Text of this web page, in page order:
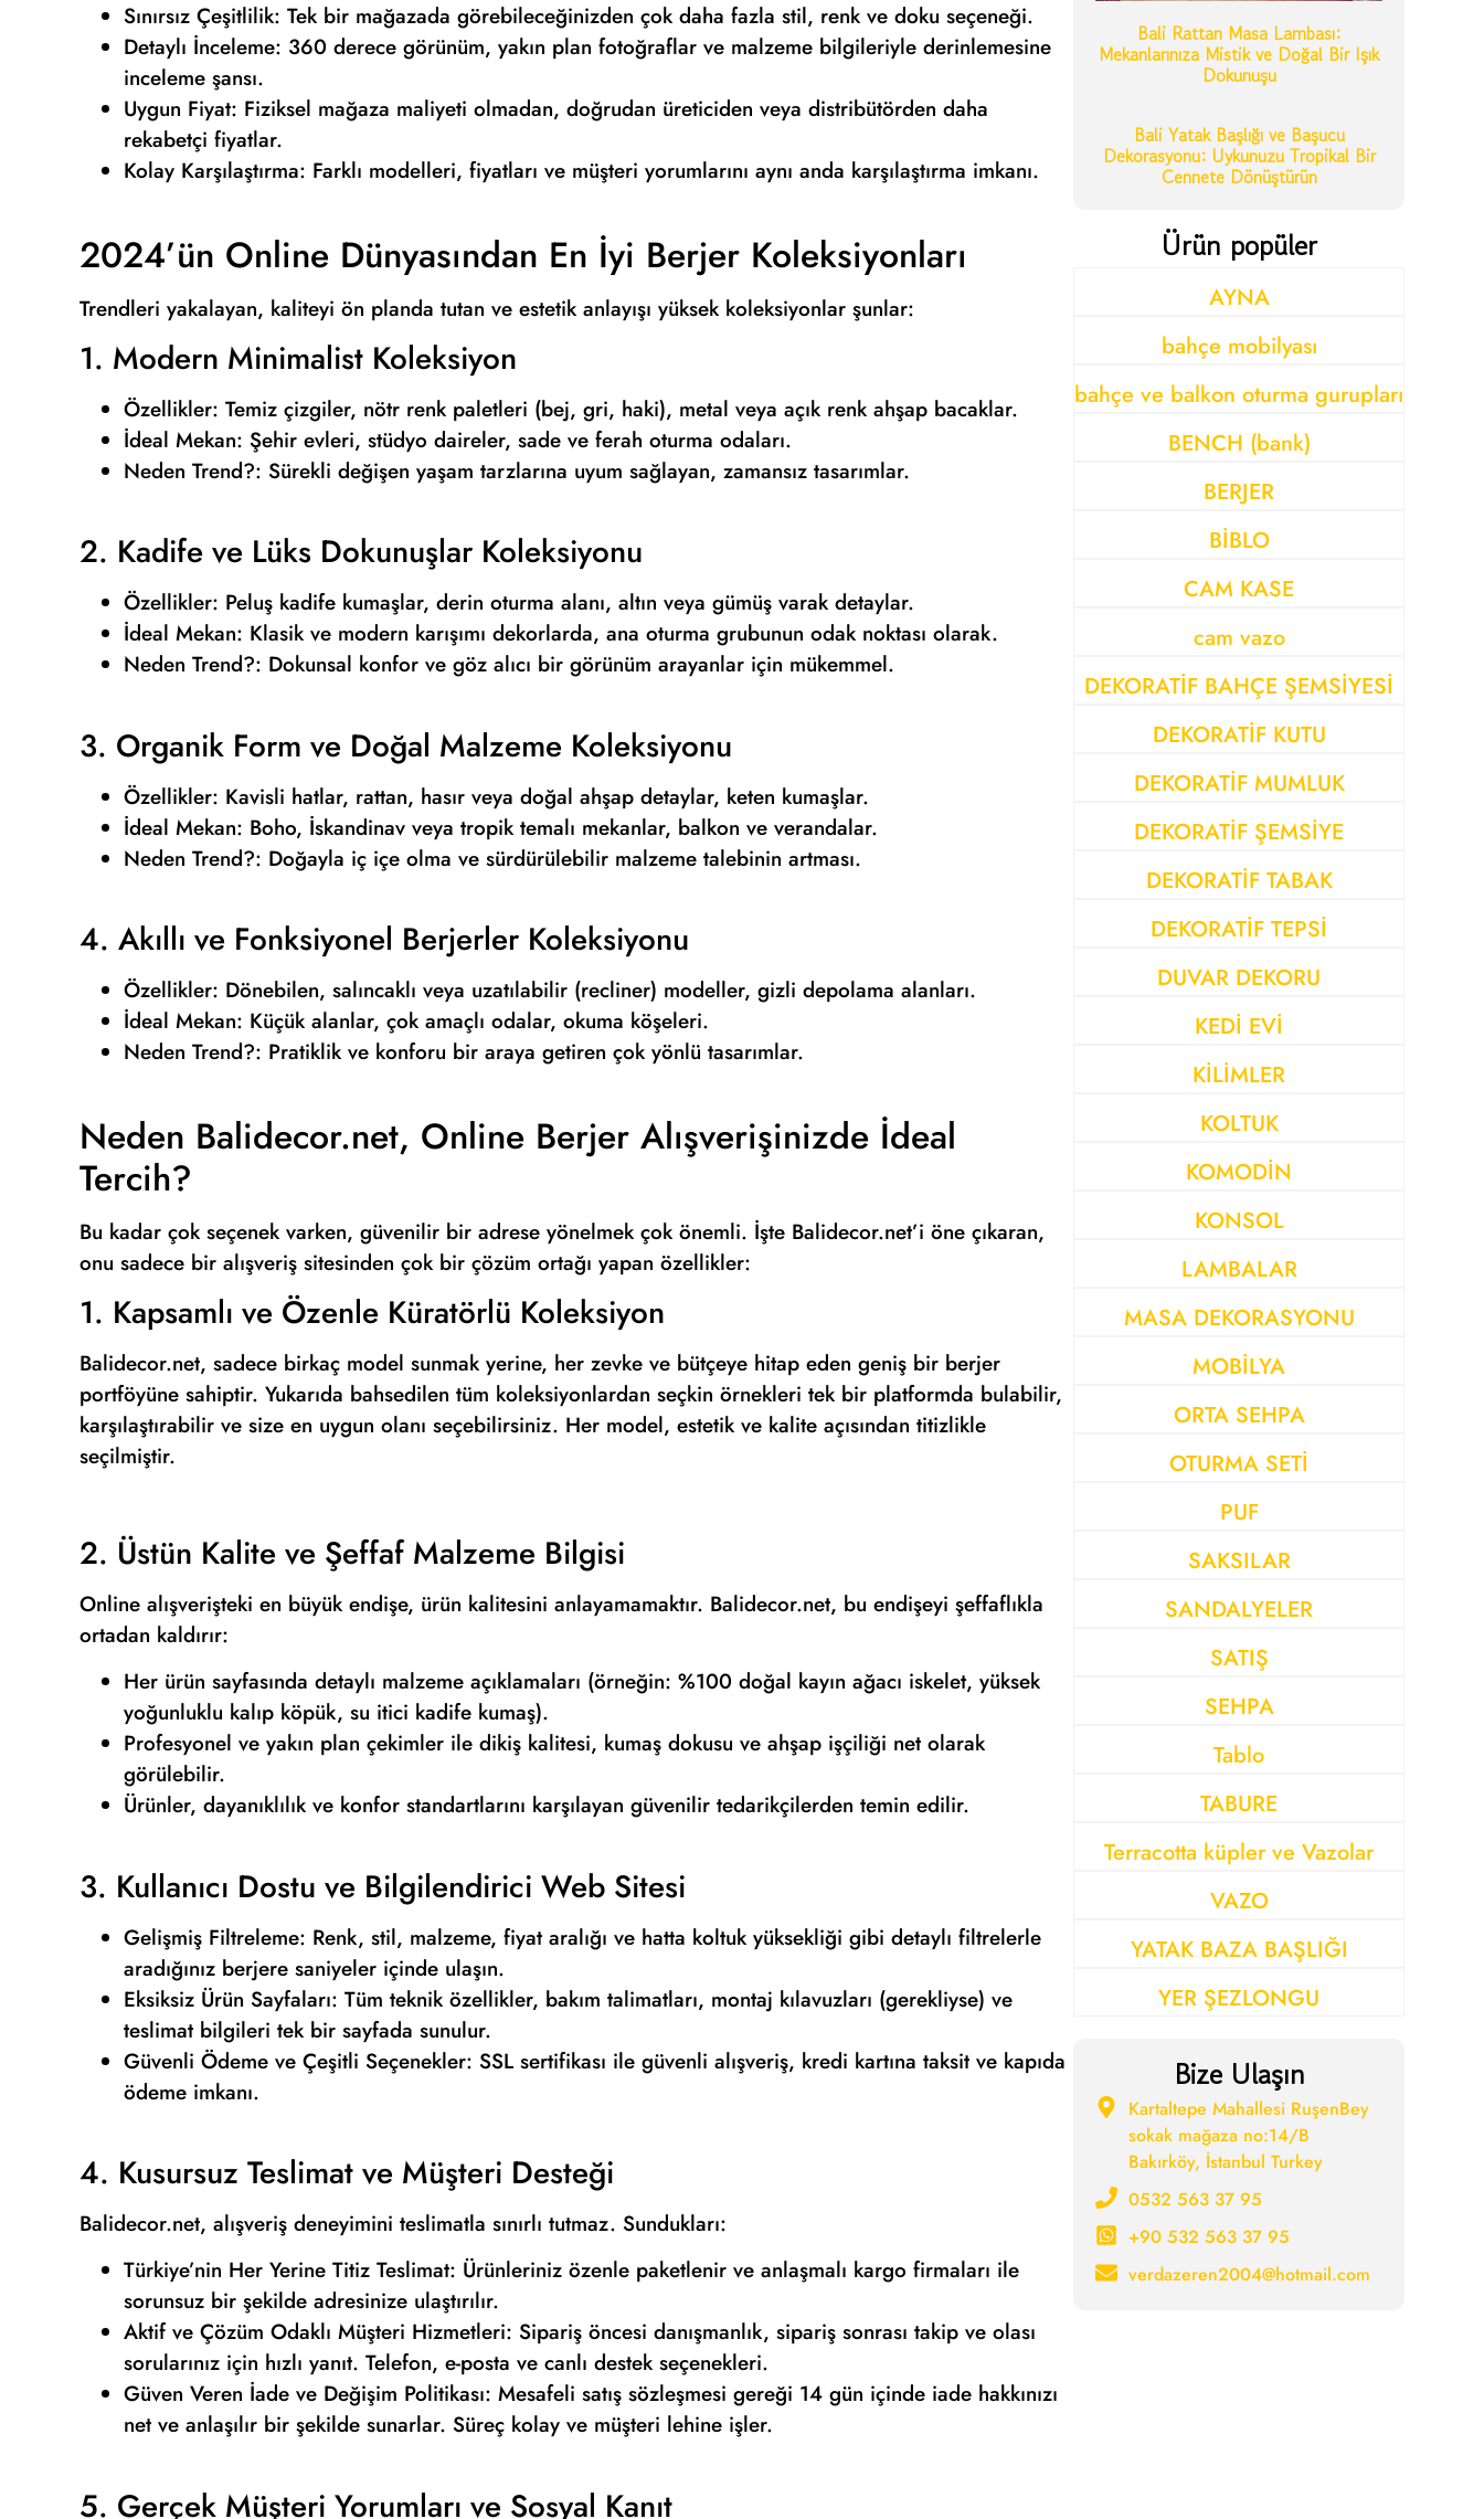
Sınırsız Çeşitlilik: Tek bir mağazada görebileceğinizden çok daha fazla stil, renk ve doku seçeneği.
Detaylı İnceleme: 360 derece görünüm, yakın plan fotoğraflar ve malzeme bilgileriyle derinlemesine
inceleme şansı.
Uygun Fiyat: Fiziksel mağaza maliyeti olmadan, doğrudan üreticiden veya distribütörden daha
rekabetçi fiyatlar.
Kolay Karşılaştırma: Farklı modelleri, fiyatları ve müşteri yorumlarını aynı anda karşılaştırma imkanı.
2024’ün Online Dünyasından En İyi Berjer Koleksiyonları
Trendleri yakalayan, kaliteyi ön planda tutan ve estetik anlayışı yüksek koleksiyonlar şunlar:
1. Modern Minimalist Koleksiyon
Özellikler: Temiz çizgiler, nötr renk paletleri (bej, gri, haki), metal veya açık renk ahşap bacaklar.
İdeal Mekan: Şehir evleri, stüdyo daireler, sade ve ferah oturma odaları.
Neden Trend?: Sürekli değişen yaşam tarzlarına uyum sağlayan, zamansız tasarımlar.
2. Kadife ve Lüks Dokunuşlar Koleksiyonu
Özellikler: Peluş kadife kumaşlar, derin oturma alanı, altın veya gümüş varak detaylar.
İdeal Mekan: Klasik ve modern karışımı dekorlarda, ana oturma grubunun odak noktası olarak.
Neden Trend?: Dokunsal konfor ve göz alıcı bir görünüm arayanlar için mükemmel.
3. Organik Form ve Doğal Malzeme Koleksiyonu
Özellikler: Kavisli hatlar, rattan, hasır veya doğal ahşap detaylar, keten kumaşlar.
İdeal Mekan: Boho, İskandinav veya tropik temalı mekanlar, balkon ve verandalar.
Neden Trend?: Doğayla iç içe olma ve sürdürülebilir malzeme talebinin artması.
4. Akıllı ve Fonksiyonel Berjerler Koleksiyonu
Özellikler: Dönebilen, salıncaklı veya uzatılabilir (recliner) modeller, gizli depolama alanları.
İdeal Mekan: Küçük alanlar, çok amaçlı odalar, okuma köşeleri.
Neden Trend?: Pratiklik ve konforu bir araya getiren çok yönlü tasarımlar.
Neden Balidecor.net, Online Berjer Alışverişinizde İdeal
Tercih?
Bu kadar çok seçenek varken, güvenilir bir adrese yönelmek çok önemli. İşte Balidecor.net’i öne çıkaran,
onu sadece bir alışveriş sitesinden çok bir çözüm ortağı yapan özellikler:
1. Kapsamlı ve Özenle Küratörlü Koleksiyon
Balidecor.net, sadece birkaç model sunmak yerine, her zevke ve bütçeye hitap eden geniş bir berjer
portföyüne sahiptir. Yukarıda bahsedilen tüm koleksiyonlardan seçkin örnekleri tek bir platformda bulabilir,
karşılaştırabilir ve size en uygun olanı seçebilirsiniz. Her model, estetik ve kalite açısından titizlikle
seçilmiştir.
2. Üstün Kalite ve Şeffaf Malzeme Bilgisi
Online alışverişteki en büyük endişe, ürün kalitesini anlayamamaktır. Balidecor.net, bu endişeyi şeffaflıkla
ortadan kaldırır:
Her ürün sayfasında detaylı malzeme açıklamaları (örneğin: %100 doğal kayın ağacı iskelet, yüksek
yoğunluklu kalıp köpük, su itici kadife kumaş).
Profesyonel ve yakın plan çekimler ile dikiş kalitesi, kumaş dokusu ve ahşap işçiliği net olarak
görülebilir.
Ürünler, dayanıklılık ve konfor standartlarını karşılayan güvenilir tedarikçilerden temin edilir.
3. Kullanıcı Dostu ve Bilgilendirici Web Sitesi
Gelişmiş Filtreleme: Renk, stil, malzeme, fiyat aralığı ve hatta koltuk yüksekliği gibi detaylı filtrelerle
aradığınız berjere saniyeler içinde ulaşın.
Eksiksiz Ürün Sayfaları: Tüm teknik özellikler, bakım talimatları, montaj kılavuzları (gerekliyse) ve
teslimat bilgileri tek bir sayfada sunulur.
Güvenli Ödeme ve Çeşitli Seçenekler: SSL sertifikası ile güvenli alışveriş, kredi kartına taksit ve kapıda
ödeme imkanı.
4. Kusursuz Teslimat ve Müşteri Desteği
Balidecor.net, alışveriş deneyimini teslimatla sınırlı tutmaz. Sundukları:
Türkiye’nin Her Yerine Titiz Teslimat: Ürünleriniz özenle paketlenir ve anlaşmalı kargo firmaları ile
sorunsuz bir şekilde adresinize ulaştırılır.
Aktif ve Çözüm Odaklı Müşteri Hizmetleri: Sipariş öncesi danışmanlık, sipariş sonrası takip ve olası
sorularınız için hızlı yanıt. Telefon, e-posta ve canlı destek seçenekleri.
Güven Veren İade ve Değişim Politikası: Mesafeli satış sözleşmesi gereği 14 gün içinde iade hakkınızı
net ve anlaşılır bir şekilde sunarlar. Süreç kolay ve müşteri lehine işler.
5. Gerçek Müşteri Yorumları ve Sosyal Kanıt
Bali Rattan Masa Lambası:
Mekanlarınıza Mistik ve Doğal Bir Işık
Dokunuşu
Bali Yatak Başlığı ve Başucu
Dekorasyonu: Uykunuzu Tropikal Bir
Cennete Dönüştürün
Ürün popüler
AYNA
bahçe mobilyası
bahçe ve balkon oturma gurupları
BENCH (bank)
BERJER
BİBLO
CAM KASE
cam vazo
DEKORATİF BAHÇE ŞEMSİYESİ
DEKORATİF KUTU
DEKORATİF MUMLUK
DEKORATİF ŞEMSİYE
DEKORATİF TABAK
DEKORATİF TEPSİ
DUVAR DEKORU
KEDİ EVİ
KİLİMLER
KOLTUK
KOMODİN
KONSOL
LAMBALAR
MASA DEKORASYONU
MOBİLYA
ORTA SEHPA
OTURMA SETİ
PUF
SAKSILAR
SANDALYELER
SATIŞ
SEHPA
Tablo
TABURE
Terracotta küpler ve Vazolar
VAZO
YATAK BAZA BAŞLIĞI
YER ŞEZLONGU
Bize Ulaşın
Kartaltepe Mahallesi RuşenBey
sokak mağaza no:14/B
Bakırköy, İstanbul Turkey
0532 563 37 95
+90 532 563 37 95
verdazeren2004@hotmail.com